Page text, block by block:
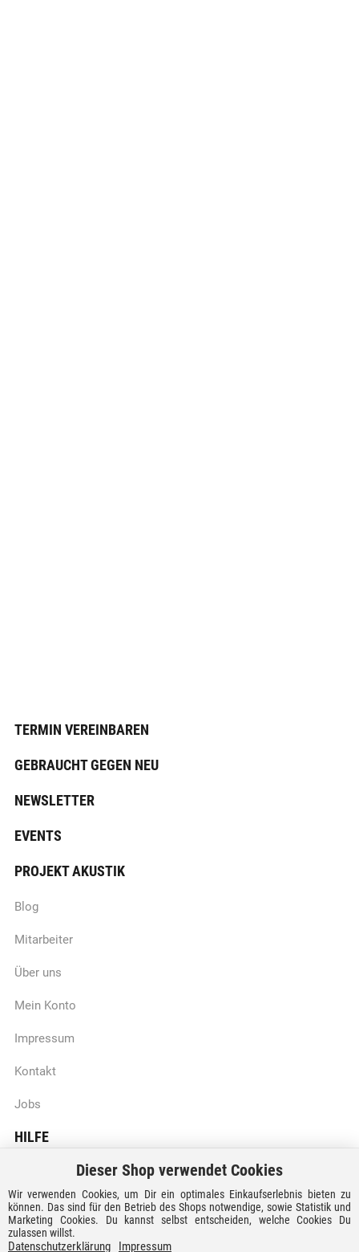
TERMIN VEREINBAREN
GEBRAUCHT GEGEN NEU
NEWSLETTER
EVENTS
PROJEKT AKUSTIK
Blog
Mitarbeiter
Über uns
Mein Konto
Impressum
Kontakt
Jobs
HILFE
Batteriegesetzhinweise
Vertrag widerrufen
Versandkosten und Lieferzeiten
Dieser Shop verwendet Cookies
Wir verwenden Cookies, um Dir ein optimales Einkaufserlebnis bieten zu
können. Das sind für den Betrieb des Shops notwendige, sowie Statistik und
Marketing Cookies. Du kannst selbst entscheiden, welche Cookies Du
zulassen willst.
Datenschutzerklärung Impressum